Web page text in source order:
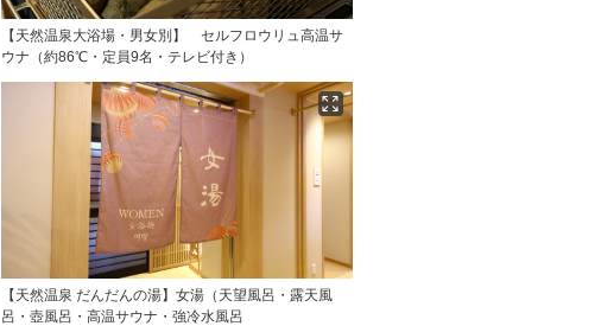
【天然温泉大浴場・男女別】 セルフロウリュ高温サ
ウナ（約86℃・定員9名・テレビ付き）
【天然温泉 だんだんの湯】女湯（天望風呂・露天風
呂・壺風呂・高温サウナ・強冷水風呂